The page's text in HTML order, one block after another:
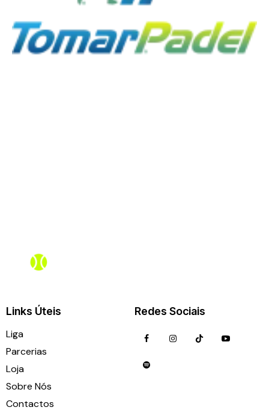
Links Úteis
Liga
Parcerias
Loja
Sobre Nós
Contactos
Redes Sociais